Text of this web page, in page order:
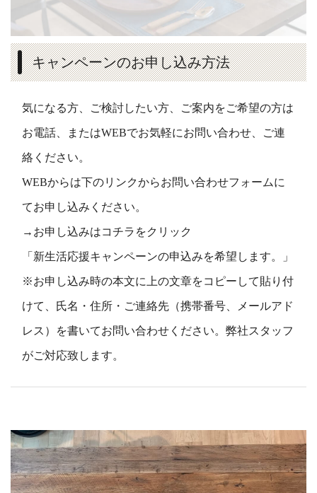
キャンペーンのお申し込み方法
気になる方、ご検討したい方、ご案内をご希望の方は
お電話、またはWEBでお気軽にお問い合わせ、ご連
絡ください。
WEBからは下のリンクからお問い合わせフォームに
てお申し込みください。
→お申し込みはコチラをクリック
「新生活応援キャンペーンの申込みを希望します。」
※お申し込み時の本文に上の文章をコピーして貼り付
けて、氏名・住所・ご連絡先（携帯番号、メールアド
レス）を書いてお問い合わせください。弊社スタッフ
がご対応致します。